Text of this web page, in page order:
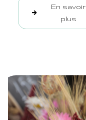
En savoir
plus